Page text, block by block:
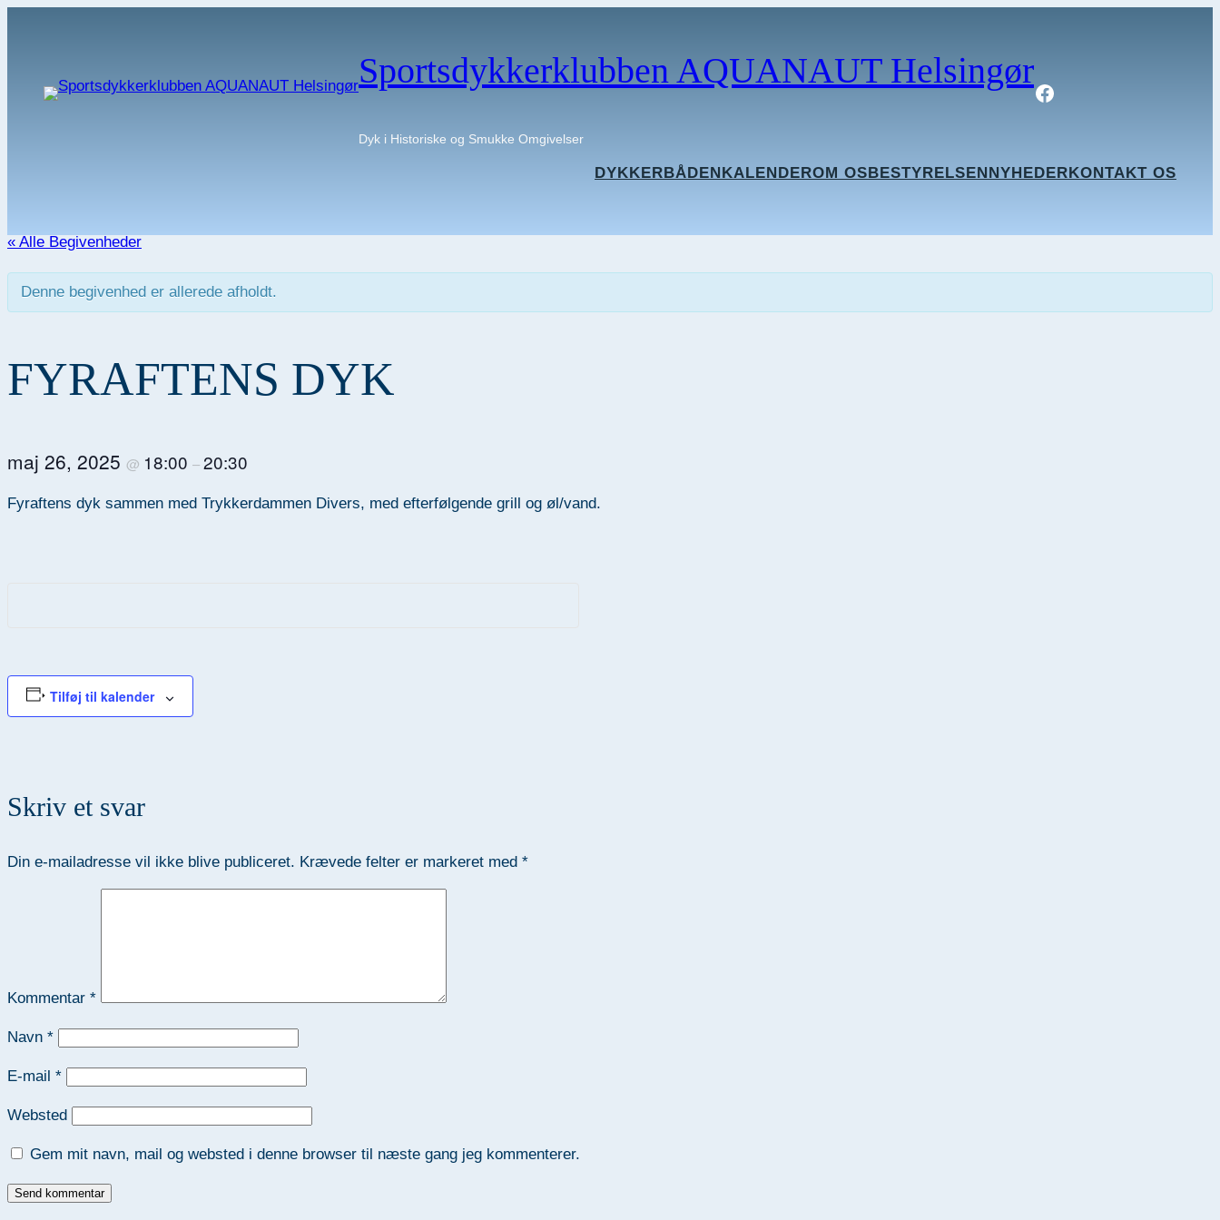
Sportsdykkerklubben AQUANAUT Helsingør
Dyk i Historiske og Smukke Omgivelser
Facebook
DYKKERBÅDEN KALENDEROM OS BESTYRELSEN NYHEDER KONTAKT OS
« Alle Begivenheder
Denne begivenhed er allerede afholdt.
FYRAFTENS DYK
maj 26, 2025 @ 18:00 –20:30
Fyraftens dyk sammen med Trykkerdammen Divers, med efterfølgende grill og øl/vand.
Tilføj til kalender
Skriv et svar
Din e-mailadresse vil ikke blive publiceret. Krævede felter er markeret med *
Kommentar *
Navn *
E-mail *
Websted
Gem mit navn, mail og websted i denne browser til næste gang jeg kommenterer.